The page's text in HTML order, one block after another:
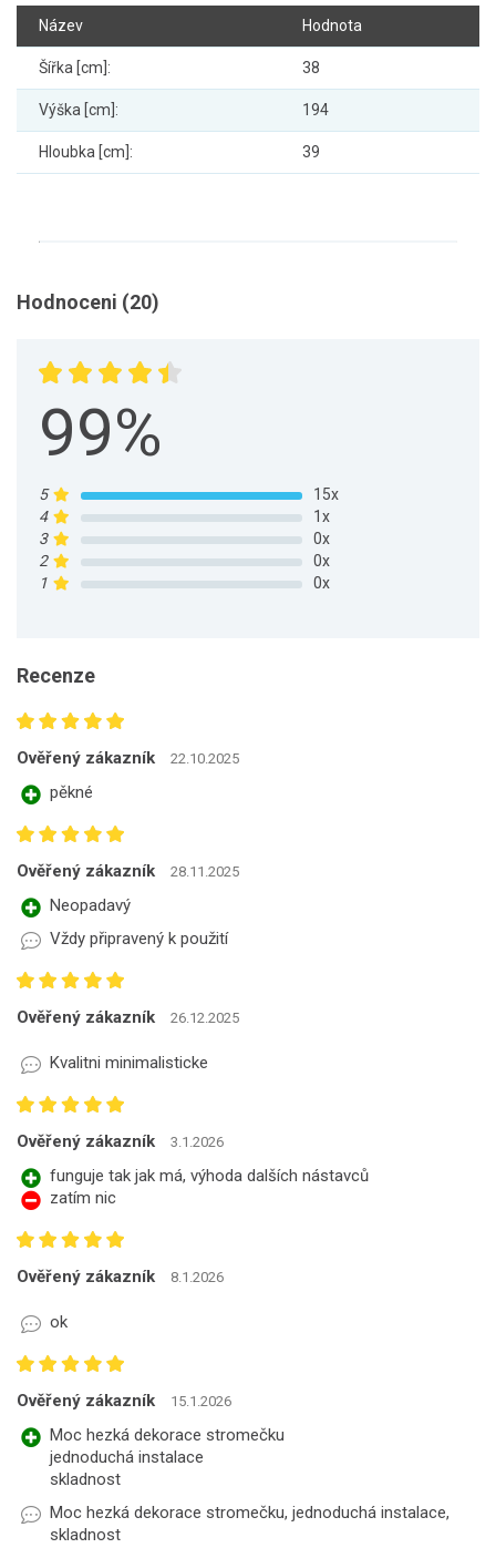
Název Hodnota
Šířka [cm]: 38
Výška [cm]: 194
Hloubka [cm]: 39
Hodnoceni (20)
99%
5
15x
4
1x
3
0x
2
0x
1
0x
Recenze
Ověřený zákazník 22.10.2025
pěkné
Ověřený zákazník 28.11.2025
Neopadavý
Vždy připravený k použití
Ověřený zákazník 26.12.2025
Kvalitni minimalisticke
Ověřený zákazník 3.1.2026
funguje tak jak má, výhoda dalších nástavců
zatím nic
Ověřený zákazník 8.1.2026
ok
Ověřený zákazník 15.1.2026
Moc hezká dekorace stromečku
jednoduchá instalace
skladnost
Moc hezká dekorace stromečku, jednoduchá instalace,
skladnost